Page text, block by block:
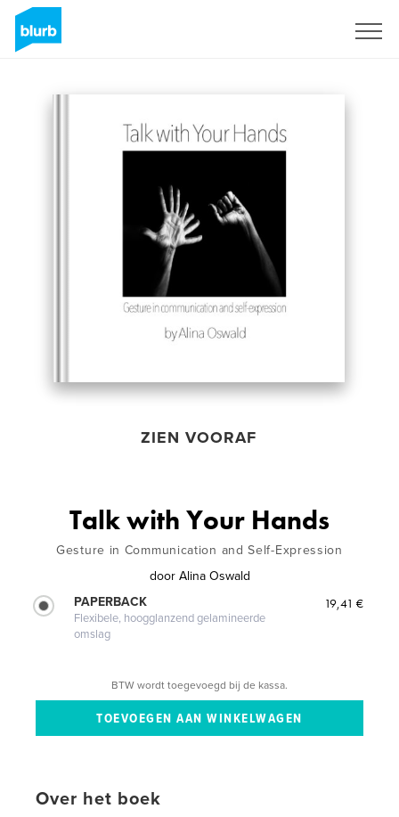
ZIEN VOORAF
Talk with Your Hands
Gesture in Communication and Self-Expression
door Alina Oswald
PAPERBACK
Flexibele, hoogglanzend gelamineerde
omslag
19,41 €
BTW wordt toegevoegd bij de kassa.
Over het boek